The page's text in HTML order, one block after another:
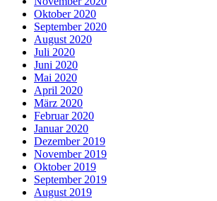
Oktober 2020
September 2020
August 2020
Juli 2020
Juni 2020
Mai 2020
April 2020
März 2020
Februar 2020
Januar 2020
Dezember 2019
November 2019
Oktober 2019
September 2019
August 2019